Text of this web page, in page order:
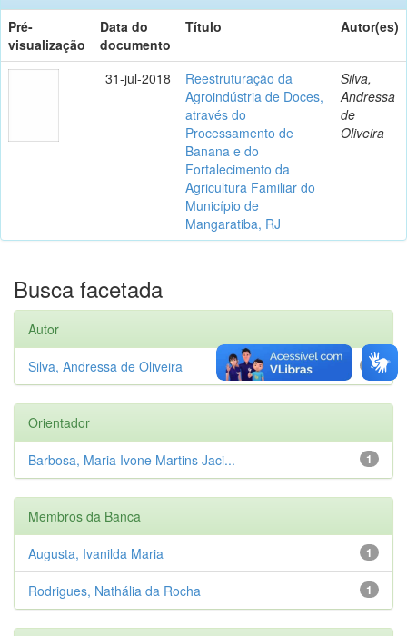
Pré-
visualização
Data do
documento
Título Autor(es)
31-jul-2018
Reestruturação da
Agroindústria de Doces,
através do
Processamento de
Banana e do
Fortalecimento da
Agricultura Familiar do
Município de
Mangaratiba, RJ
Silva,
Andressa
de
Oliveira
Busca facetada
Autor
1
Silva, Andressa de Oliveira
Orientador
1
Barbosa, Maria Ivone Martins Jaci...
Membros da Banca
1
Augusta, Ivanilda Maria
1
Rodrigues, Nathália da Rocha